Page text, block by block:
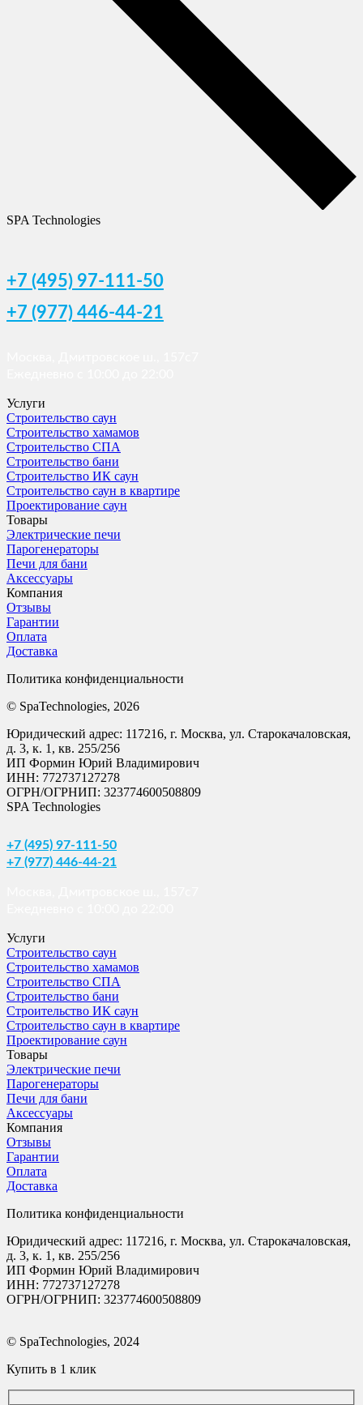
SPA Technologies
+7 (495) 97-111-50
+7 (977) 446-44-21
Услуги
Строительство саун
Строительство хамамов
Строительство СПА
Строительство бани
Строительство ИК саун
Строительство саун в квартире
Проектирование саун
Товары
Электрические печи
Парогенераторы
Печи для бани
Аксессуары
Компания
Отзывы
Гарантии
Оплата
Доставка
Политика конфиденциальности
© SpaTechnologies, 2026
Юридический адрес: 117216, г. Москва, ул. Старокачаловская,
д. 3, к. 1, кв. 255/256
ИП Формин Юрий Владимирович
ИНН: 772737127278
ОГРН/ОГРНИП: 323774600508809
SPA Technologies
+7 (495) 97-111-50
+7 (977) 446-44-21
Услуги
Строительство саун
Строительство хамамов
Строительство СПА
Строительство бани
Строительство ИК саун
Строительство саун в квартире
Проектирование саун
Товары
Электрические печи
Парогенераторы
Печи для бани
Аксессуары
Компания
Отзывы
Гарантии
Оплата
Доставка
Политика конфиденциальности
Юридический адрес: 117216, г. Москва, ул. Старокачаловская,
д. 3, к. 1, кв. 255/256
ИП Формин Юрий Владимирович
ИНН: 772737127278
ОГРН/ОГРНИП: 323774600508809
© SpaTechnologies, 2024
Купить в 1 клик